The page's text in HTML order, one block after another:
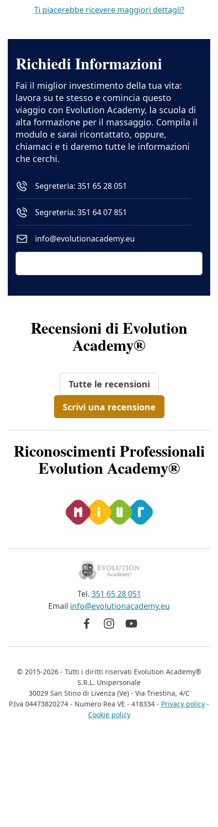
Ti piacerebbe ricevere maggiori dettagli?
Richiedi Informazioni
Fai il miglior investimento della tua vita:
lavora su te stesso e comincia questo
viaggio con Evolution Academy, la scuola di
alta formazione per il massaggio. Compila il
modulo e sarai ricontattato, oppure,
chiamaci e ti daremo tutte le informazioni
che cerchi.
Segreteria: 351 65 28 051
Segreteria: 351 64 07 851
info@evolutionacademy.eu
Recensioni di Evolution
Academy®
Tutte le recensioni
Scrivi una recensione
Riconoscimenti Professionali
Evolution Academy®
Tel. 351 65 28 051
Email info@evolutionacademy.eu
© 2015-2026- Tutti i diritti riservati Evolution Academy®
S.R.L. Unipersonale
30029 San Stino di Livenza (Ve) - Via Triestina, 4/C
P.Iva 04473820274 - Numero Rea VE - 418334 - Privacy policy -
Cookie policy